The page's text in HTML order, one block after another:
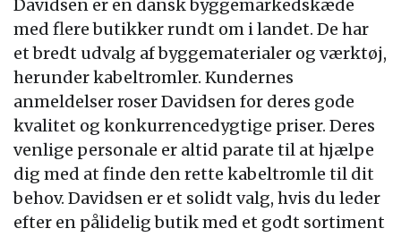
Davidsen er en dansk byggemarkedskæde
med flere butikker rundt om i landet. De har
et bredt udvalg af byggematerialer og værktøj,
herunder kabeltromler. Kundernes
anmeldelser roser Davidsen for deres gode
kvalitet og konkurrencedygtige priser. Deres
venlige personale er altid parate til at hjælpe
dig med at finde den rette kabeltromle til dit
behov. Davidsen er et solidt valg, hvis du leder
efter en pålidelig butik med et godt sortiment